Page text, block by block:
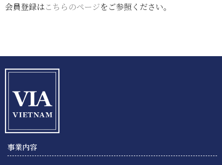
会員登録はこちらのページをご参照ください。
事業内容